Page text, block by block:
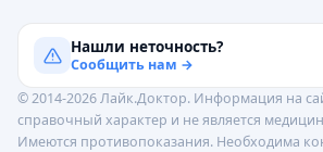
Нашли неточность?
Сообщить нам →
© 2014-2026 Лайк.Доктор. Информация на
справочный характер и не является
Имеются противопоказания. Необходима